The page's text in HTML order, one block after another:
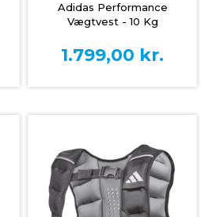
Adidas Performance
Vægtvest - 10 Kg
1.799,00 kr.